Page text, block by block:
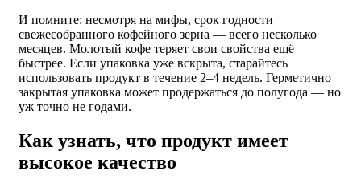
И помните: несмотря на мифы, срок годности
свежесобранного кофейного зерна — всего несколько
месяцев. Молотый кофе теряет свои свойства ещё
быстрее. Если упаковка уже вскрыта, старайтесь
использовать продукт в течение 2–4 недель. Герметично
закрытая упаковка может продержаться до полугода — но
уж точно не годами.
Как узнать, что продукт имеет
высокое качество